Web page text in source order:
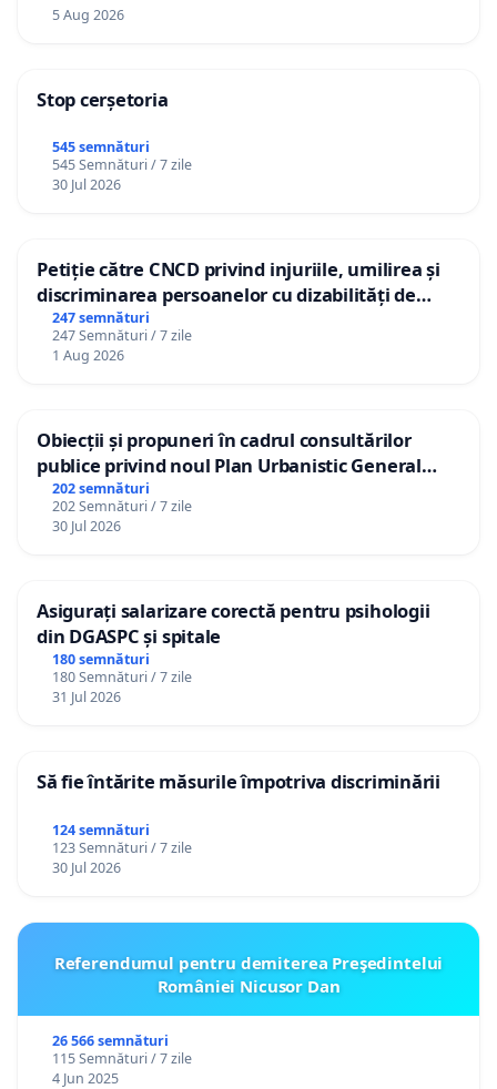
5 Aug 2026
Stop cerșetoria
545 semnături
545 Semnături / 7 zile
30 Jul 2026
Petiție către CNCD privind injuriile, umilirea și
discriminarea persoanelor cu dizabilități de
către utilizatorul TikTok „Gorici”
247 semnături
247 Semnături / 7 zile
1 Aug 2026
Obiecții și propuneri în cadrul consultărilor
publice privind noul Plan Urbanistic General
(PUG) Ialoveni
202 semnături
202 Semnături / 7 zile
30 Jul 2026
Asigurați salarizare corectă pentru psihologii
din DGASPC și spitale
180 semnături
180 Semnături / 7 zile
31 Jul 2026
Să fie întărite măsurile împotriva discriminării
124 semnături
123 Semnături / 7 zile
30 Jul 2026
Referendumul pentru demiterea Preşedintelui
României Nicusor Dan
26 566 semnături
115 Semnături / 7 zile
4 Jun 2025